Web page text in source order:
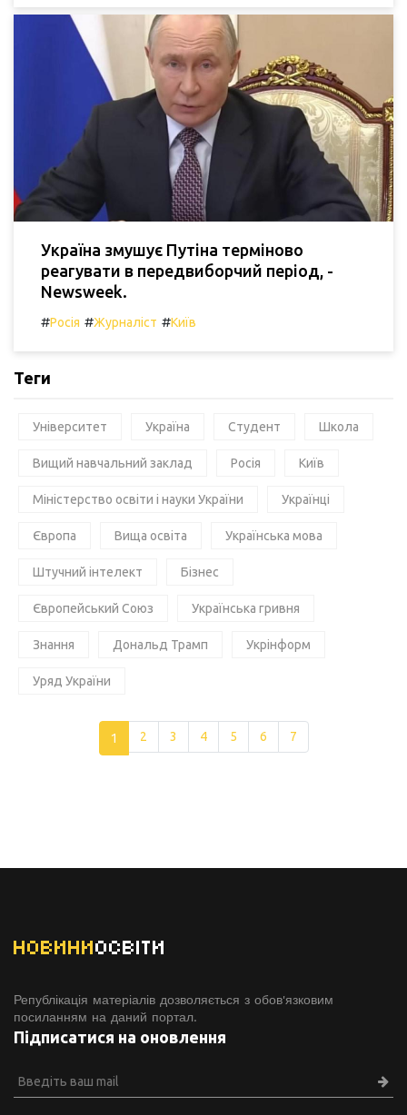
Україна змушує Путіна терміново
реагувати в передвиборчий період, -
Newsweek.
#Росія #Журналіст #Київ
Теги
Університет Україна Студент Школа
Вищий навчальний заклад Росія Київ
Міністерство освіти і науки України Українці
Європа Вища освіта Українська мова
Штучний інтелект Бізнес
Європейський Союз Українська гривня
Знання Дональд Трамп Укрінформ
Уряд України
1 2 3 4 5 6 7
НОВИНИОСВІТИ
Републікація матеріалів дозволяється з обов'язковим
посиланням на даний портал.
Підписатися на оновлення